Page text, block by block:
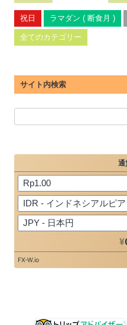
祝日 ラマダン ( 断食月 )
全てのカテゴリー
サイト内検索